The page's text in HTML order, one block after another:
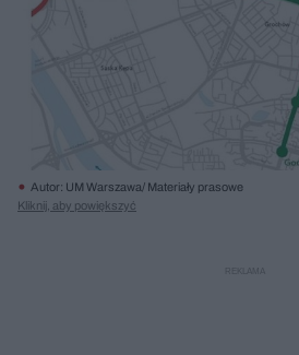
Autor: UM Warszawa/ Materiały prasowe
Kliknij, aby powiększyć